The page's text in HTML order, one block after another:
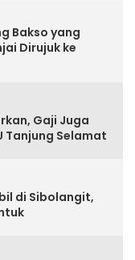
Bakso yang
Dirujuk ke
Gaji Juga
Tanjung Selamat
di Sibolangit,